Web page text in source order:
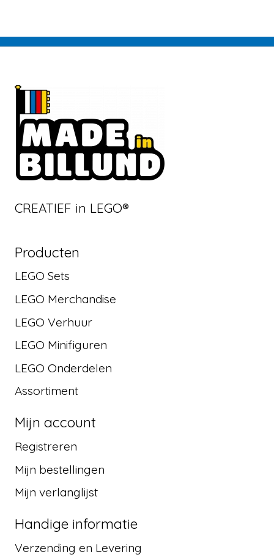
CREATIEF in LEGO®
Producten
LEGO Sets
LEGO Merchandise
LEGO Verhuur
LEGO Minifiguren
LEGO Onderdelen
Assortiment
Mijn account
Registreren
Mijn bestellingen
Mijn verlanglijst
Handige informatie
Verzending en Levering